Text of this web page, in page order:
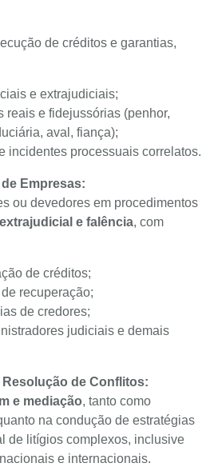
de créditos e garantias,
e extrajudiciais;
reais e fidejussórias (penhor,
aval, fiança);
incidentes processuais correlatos.
Empresas:
ou devedores em procedimentos
e falência, com
de créditos;
recuperação;
de credores;
judiciais e demais
de Conflitos:
e mediação, tanto como
na condução de estratégias
de litígios complexos, inclusive
e internacionais.